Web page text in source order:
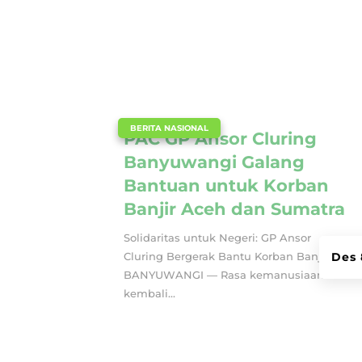
PAC GP Ansor Cluring
Banyuwangi Galang
Bantuan untuk Korban
Banjir Aceh dan Sumatra
Des
BERITA NASIONAL
Solidaritas untuk Negeri: GP Ansor
Cluring Bergerak Bantu Korban Banjir
BANYUWANGI — Rasa kemanusiaan
kembali...